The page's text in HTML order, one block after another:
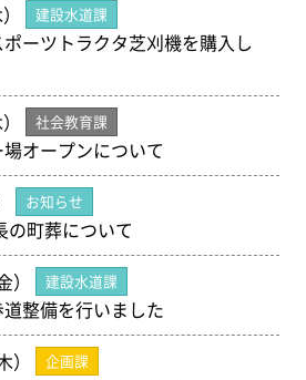
建設水道課
ーツトラクタ芝刈機を購入し
社会教育課
オープンについて
お知らせ
の町葬について
）
建設水道課
整備を行いました
）
企画課